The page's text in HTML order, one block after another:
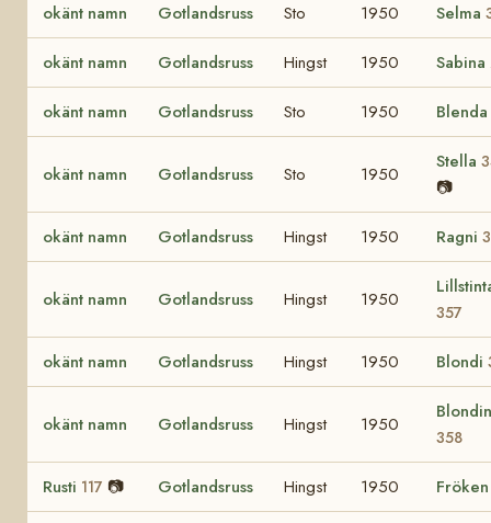
okänt namn Gotlandsruss Sto 1950 Selma
okänt namn Gotlandsruss Hingst 1950 Sabina
okänt namn Gotlandsruss Sto 1950 Blenda
okänt namn Gotlandsruss Sto 1950
Stella
📷
okänt namn Gotlandsruss Hingst 1950 Ragni
okänt namn Gotlandsruss Hingst 1950
357
okänt namn Gotlandsruss Hingst 1950 Blondi
okänt namn Gotlandsruss Hingst 1950
358
Rusti 117 📷 Gotlandsruss Hingst 1950